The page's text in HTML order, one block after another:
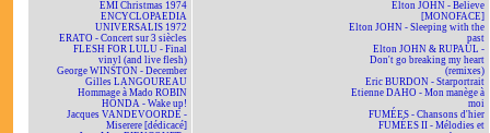
EMI Christmas 1974
ENCYCLOPAEDIA
UNIVERSALIS 1972
ERATO - Concert sur 3 siècles
FLESH FOR LULU - Final
vinyl (and live flesh)
George WINSTON - December
Gilles LANGOUREAU
Hommage à Mado ROBIN
HONDA - Wake up!
Jacques VANDEVOORDE -
Miserere [dédicacé]
Elton JOHN - Believe
[MONOFACE]
Elton JOHN - Sleeping with the
past
Elton JOHN & RUPAUL -
Don't go breaking my heart
(remixes)
Eric BURDON - Starportrait
Etienne DAHO - Mon manège à
moi
FUMÉES - Chansons d'hier
FUMÉES II - Mélodies et